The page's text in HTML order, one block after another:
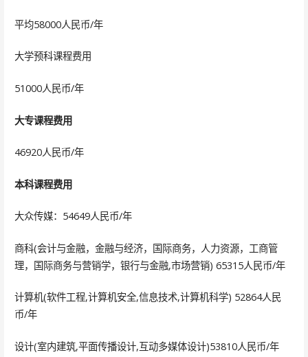
平均58000人民币/年
大学预科课程费用
51000人民币/年
大专课程费用
46920人民币/年
本科课程费用
大众传媒：54649人民币/年
商科(会计与金融，金融与经济，国际商务，人力资源，工商管
理，国际商务与营销学，银行与金融,市场营销) 65315人民币/年
计算机(软件工程,计算机安全,信息技术,计算机科学) 52864人民
币/年
设计(室内建筑,平面传播设计,互动多媒体设计)53810人民币/年